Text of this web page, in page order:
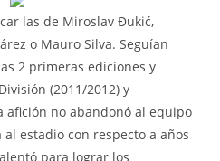
las de Miroslav Đukić,
o Mauro Silva. Seguían
2 primeras ediciones y
(2011/2012) y
afición no abandonó al equipo
estadio con respecto a años
para lograr los